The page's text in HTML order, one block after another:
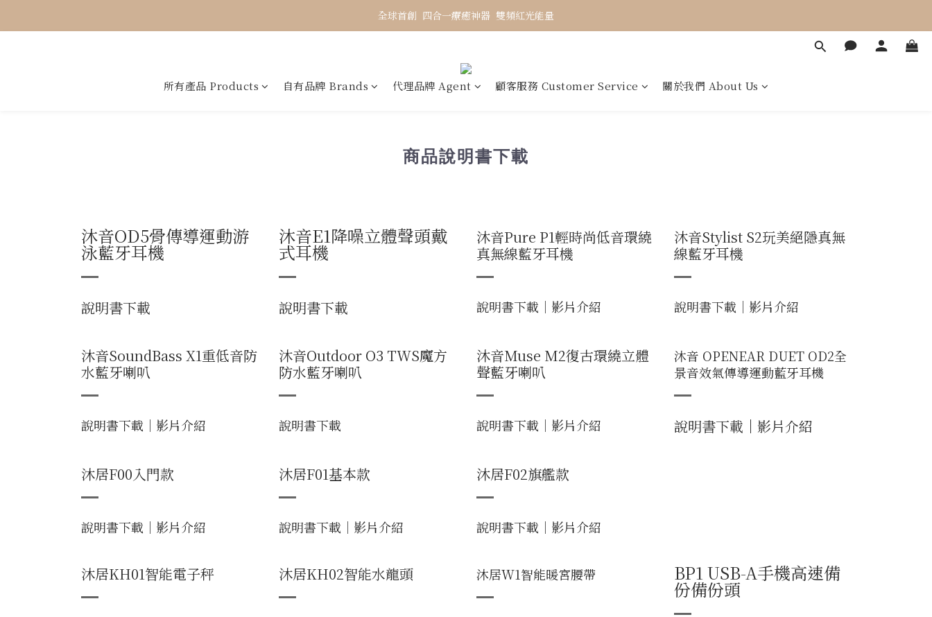
全球首創  四合一療癒神器  雙頻紅光能量
所有產品 Products 自有品牌 Brands 代理品牌 Agent 顧客服務 Customer Service 關於我們 About Us
商品說明書下載
沐音OD5骨傳導運動游
泳藍牙耳機
說明書下載
沐音E1降噪立體聲頭戴
式耳機
說明書下載
沐音Pure P1輕時尚低音環繞
真無線藍牙耳機
說明書下載 ｜ 影片介紹
沐音Stylist S2玩美絕隱真無
線藍牙耳機
說明書下載 ｜ 影片介紹
沐音SoundBass X1重低音防
水藍牙喇叭
說明書下載 ｜ 影片介紹
沐音Outdoor O3 TWS魔方
防水藍牙喇叭
說明書下載
沐音Muse M2復古環繞立體
聲藍牙喇叭
說明書下載 ｜ 影片介紹
沐音 OPENEAR DUET OD2全
景音效氣傳導運動藍牙耳機
說明書下載 ｜ 影片介紹
沐居F00入門款
說明書下載 ｜ 影片介紹
沐居F01基本款
說明書下載 ｜ 影片介紹
沐居F02旗艦款
說明書下載 ｜ 影片介紹
沐居KH01智能電子秤 沐居KH02智能水龍頭 沐居W1智能暖宮腰帶 BP1 USB-A手機高速備
份備份頭